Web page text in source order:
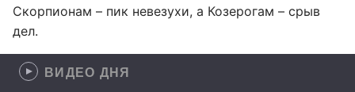
Скорпионам – пик невезухи, а Козерогам – срыв
дел.
ВИДЕО ДНЯ